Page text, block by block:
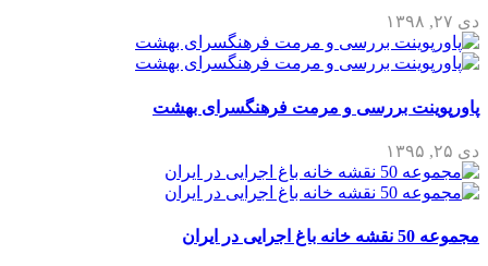
دی ۲۷, ۱۳۹۸
پاورپوینت بررسی و مرمت فرهنگسرای بهشت
دی ۲۵, ۱۳۹۵
مجموعه 50 نقشه خانه باغ اجرایی در ایران